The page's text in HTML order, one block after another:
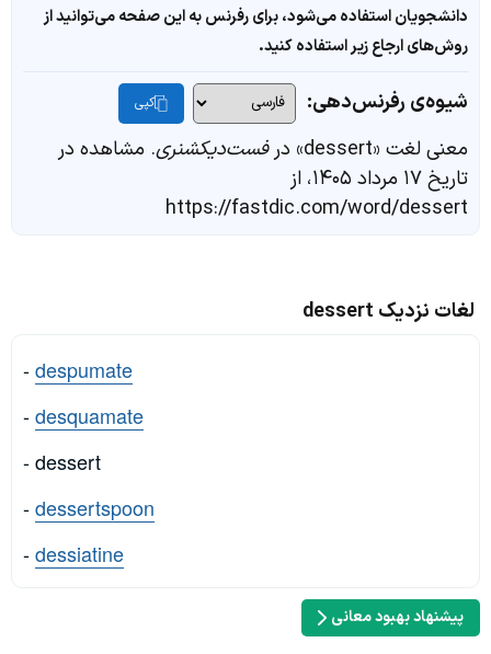
دانشجویان استفاده می‌شود، برای رفرنس به این صفحه می‌توانید از
روش‌های ارجاع زیر استفاده کنید.
شیوه‌ی رفرنس‌دهی: کپی
معنی لغت «dessert» در فست‌دیکشنری. مشاهده در
تاریخ ۱۷ مرداد ۱۴۰۵، از
https://fastdic.com/word/dessert
لغات نزدیک dessert
-despumate
-desquamate
- dessert
-dessertspoon
-dessiatine
پیشنهاد بهبود معانی